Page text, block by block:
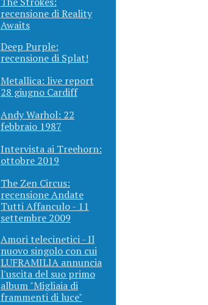
recensione di Reality
Awaits
Deep Purple:
recensione di Splat!
Metallica: live report
28 giugno Cardiff
Andy Warhol: 22
febbraio 1987
Intervista ai Treehorn:
ottobre 2019
The Zen Circus:
recensione Andate
Tutti Affanculo - 11
settembre 2009
Amori telecinetici - Il
nuovo singolo con cui
LUFRAMILIA annuncia
l'uscita del suo primo
album "Migliaia di
frammenti di luce"